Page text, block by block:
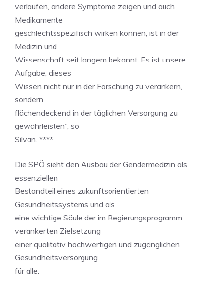
verlaufen, andere Symptome zeigen und auch
Medikamente
geschlechtsspezifisch wirken können, ist in der
Medizin und
Wissenschaft seit langem bekannt. Es ist unsere
Aufgabe, dieses
Wissen nicht nur in der Forschung zu verankern,
sondern
flächendeckend in der täglichen Versorgung zu
gewährleisten“, so
Silvan. ****
Die SPÖ sieht den Ausbau der Gendermedizin als
essenziellen
Bestandteil eines zukunftsorientierten
Gesundheitssystems und als
eine wichtige Säule der im Regierungsprogramm
verankerten Zielsetzung
einer qualitativ hochwertigen und zugänglichen
Gesundheitsversorgung
für alle.